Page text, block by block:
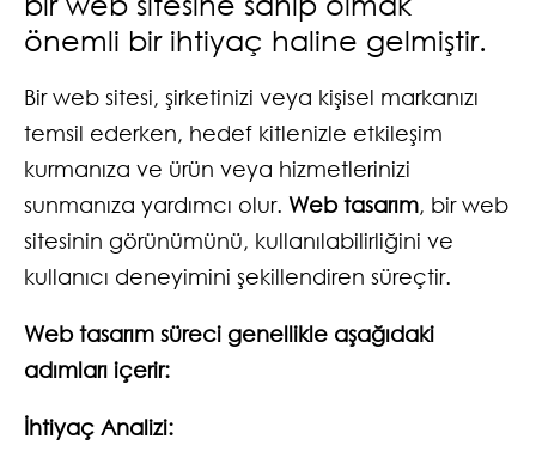
önemli bir ihtiyaç haline gelmiştir.
Bir web sitesi, şirketinizi veya kişisel markanızı
temsil ederken, hedef kitlenizle etkileşim
kurmanıza ve ürün veya hizmetlerinizi
sunmanıza yardımcı olur. Web tasarım, bir web
sitesinin görünümünü, kullanılabilirliğini ve
kullanıcı deneyimini şekillendiren süreçtir.
Web tasarım süreci genellikle aşağıdaki
adımları içerir:
İhtiyaç Analizi: